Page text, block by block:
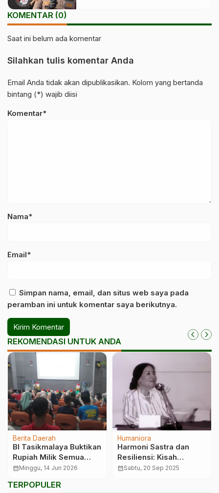
KOMENTAR (0)
Saat ini belum ada komentar
Silahkan tulis komentar Anda
Email Anda tidak akan dipublikasikan. Kolom yang bertanda
bintang (*) wajib diisi
Komentar*
Nama*
Email*
Simpan nama, email, dan situs web saya pada
peramban ini untuk komentar saya berikutnya.
REKOMENDASI UNTUK ANDA
Berita Daerah
BI Tasikmalaya Buktikan
Rupiah Milik Semua
Warga
calendar_monthMinggu, 14 Jun 2026
Humaniora
Harmoni Sastra dan
Resiliensi: Kisah
Penyair Perempuan
calendar_monthSabtu, 20 Sep 2025
TERPOPULER